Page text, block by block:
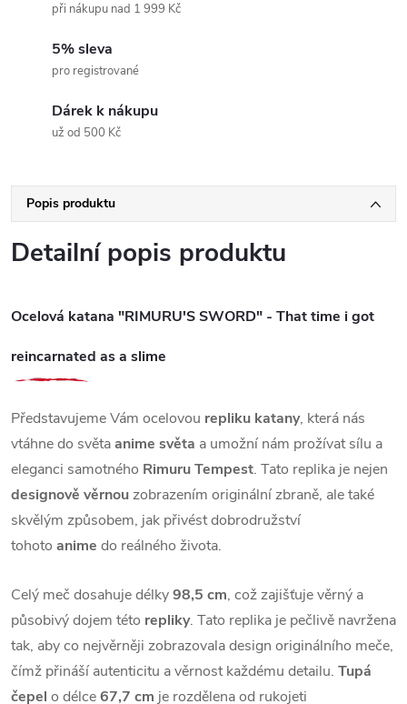
při nákupu nad 1 999 Kč
5% sleva
pro registrované
Dárek k nákupu
už od 500 Kč
Popis produktu
Detailní popis produktu
Ocelová katana "RIMURU'S SWORD" - That time i got
reincarnated as a slime
Představujeme Vám ocelovou repliku katany, která nás
vtáhne do světaanime světa a umožní nám prožívat sílu a
eleganci samotného Rimuru Tempest. Tato replika je nejen
designově věrnouzobrazením originální zbraně, ale také
skvělým způsobem, jak přivést dobrodružství
tohoto anime do reálného života.
Celý meč dosahuje délky98,5 cm, což zajišťuje věrný a
působivý dojem této repliky. Tato replika je pečlivě navržena
tak, aby co nejvěrněji zobrazovala design originálního meče,
čímž přináší autenticitu a věrnost každému detailu. Tupá
čepel o délce67,7 cm je rozdělena od rukojeti